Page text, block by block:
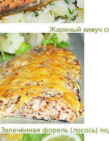
Жареный кижуч
Запечённая форель (лосось)